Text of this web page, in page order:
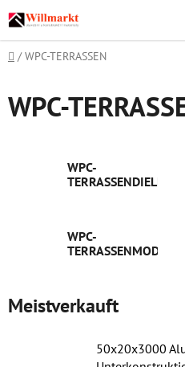
Zum
Inhalt
springen
Startseite
/ WPC-TERRASSEN
WPC-
WPC-
TERRASSENDIELEN
WPC-
TERRASSENMODULE
Meistverkauft
50x20x3000